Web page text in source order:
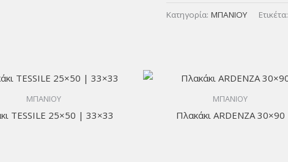
Κατηγορία: ΜΠΑΝΙΟΥ Ετικέτα:
ΜΠΑΝΙΟΥ
TESSILE 25×50 | 33×33
ΜΠΑΝΙΟΥ
Πλακάκι ARDENZA 30×90